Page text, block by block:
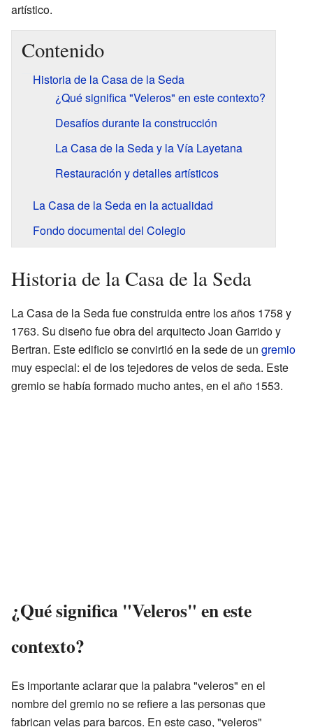
artístico.
Contenido
Historia de la Casa de la Seda
¿Qué significa "Veleros" en este contexto?
Desafíos durante la construcción
La Casa de la Seda y la Vía Layetana
Restauración y detalles artísticos
La Casa de la Seda en la actualidad
Fondo documental del Colegio
Historia de la Casa de la Seda
La Casa de la Seda fue construida entre los años 1758 y
1763. Su diseño fue obra del arquitecto Joan Garrido y
Bertran. Este edificio se convirtió en la sede de un gremio
muy especial: el de los tejedores de velos de seda. Este
gremio se había formado mucho antes, en el año 1553.
¿Qué significa "Veleros" en este
contexto?
Es importante aclarar que la palabra "veleros" en el
nombre del gremio no se refiere a las personas que
fabrican velas para barcos. En este caso, "veleros"